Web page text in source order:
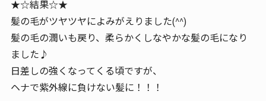
★☆結果☆★
髪の毛がツヤツヤによみがえりました(^^)
髪の毛の潤いも戻り、柔らかくしなやかな髪の毛になり
ました♪
日差しの強くなってくる頃ですが、
ヘナで紫外線に負けない髪に！！！